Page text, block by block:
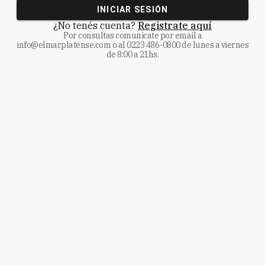
INICIAR SESIÓN
¿No tenés cuenta? Registrate aquí
Por consultas comunicate por email a
info@elmarplatense.como al0223 486-0800de lunes a viernes
de 8:00 a 21hs.